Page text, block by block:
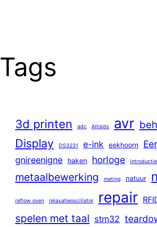
Tags
3d printen adc Altoids avr
Display DS3231 e-ink eekhoorn
gnireenigne haken horloge introductie
metaalbewerking meting natuur
reflow oven relaxatieoscillator repair
spelen met taal stm32